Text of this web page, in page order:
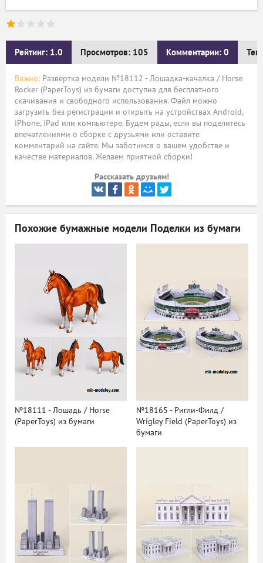
Рейтинг: 1.0 Просмотров: 105 Комментарии: 0
Важно: Развёртка модели №18112 - Лошадка-качалка / Horse
Rocker (PaperToys) из бумаги доступна для бесплатного
скачивания и свободного использования. Файл можно
загрузить без регистрации и открыть на устройствах Android,
iPhone, iPad или компьютере. Будем рады, если вы поделитесь
впечатлениями о сборке с друзьями или оставите
комментарий на сайте. Мы заботимся о вашем удобстве и
качестве материалов. Желаем приятной сборки!
Рассказать друзьям!
Похожие бумажные модели Поделки из бумаги
№18111 - Лошадь / Horse
(PaperToys) из бумаги
№18165 - Ригли-Филд /
Wrigley Field (PaperToys) из
бумаги